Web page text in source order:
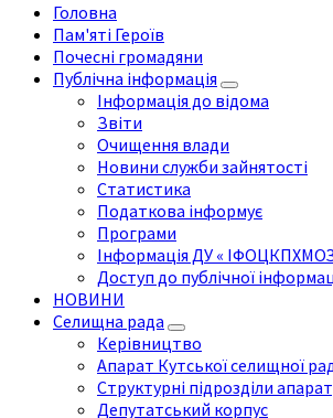
Головна
Пам'яті Героїв
Почесні громадяни
Публічна інформація
Інформація до відома
Звіти
Очищення влади
Новини служби зайнятості
Статистика
Податкова інформує
Програми
Інформація ДУ «
Доступ до публічної
НОВИНИ
Селищна рада
Керівництво
Апарат Кутської селищної
Структурні підрозділи
Депутатський корпус